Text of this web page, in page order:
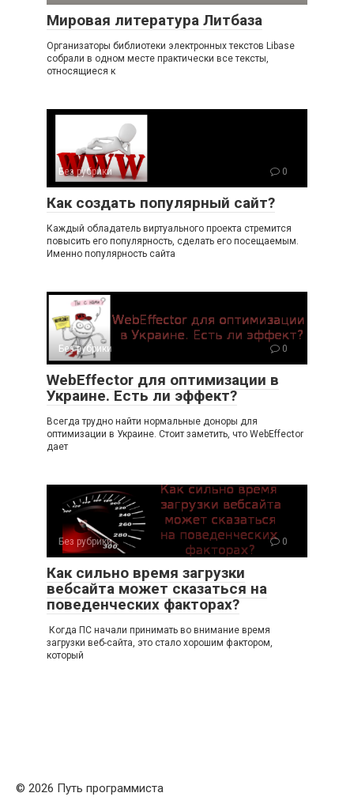
Мировая литература Литбаза
Организаторы библиотеки электронных текстов Libase
собрали в одном месте практически все тексты,
относящиеся к
Без рубрики 0
Как создать популярный сайт?
Каждый обладатель виртуального проекта стремится
повысить его популярность, сделать его посещаемым.
Именно популярность сайта
Без рубрики 0
WebEffector для оптимизации в
Украине. Есть ли эффект?
Всегда трудно найти нормальные доноры для
оптимизации в Украине. Стоит заметить, что WebEffector
дает
Без рубрики 0
Как сильно время загрузки
вебсайта может сказаться на
поведенческих факторах?
Когда ПС начали принимать во внимание время
загрузки веб-сайта, это стало хорошим фактором,
который
© 2026 Путь программиста